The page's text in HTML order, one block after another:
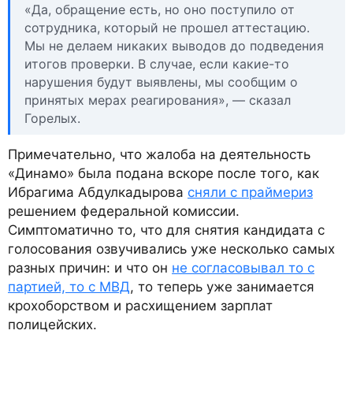
«Да, обращение есть, но оно поступило от
сотрудника, который не прошел аттестацию.
Мы не делаем никаких выводов до подведения
итогов проверки. В случае, если какие-то
нарушения будут выявлены, мы сообщим о
принятых мерах реагирования», — сказал
Горелых.
Примечательно, что жалоба на деятельность
«Динамо» была подана вскоре после того, как
Ибрагима Абдулкадырова сняли с праймериз
решением федеральной комиссии.
Симптоматично то, что для снятия кандидата с
голосования озвучивались уже несколько самых
разных причин: и что он не согласовывал то с
партией, то с МВД, то теперь уже занимается
крохоборством и расхищением зарплат
полицейских.